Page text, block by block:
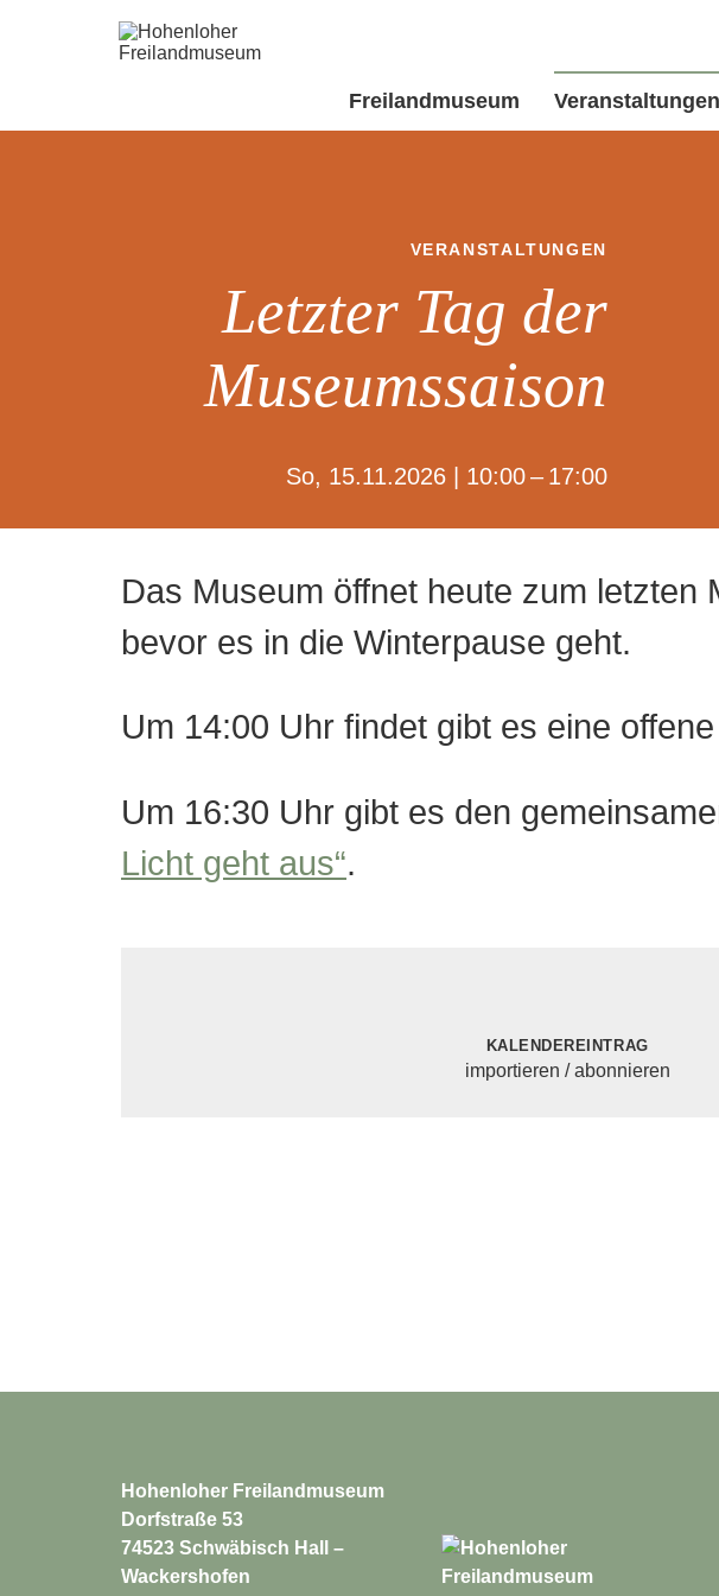
Freilandmuseum Veranstaltungen
VERANSTALTUNGEN
Letzter Tag der
Museumssaison
So, 15.11.2026 | 10:00 – 17:00
Das Museum öffnet heute zum letzten
bevor es in die Winterpause geht.
Um 14:00 Uhr findet gibt es eine
Um 16:30 Uhr gibt es den
Licht geht aus“.
Kalendereintrag
importieren / abonnieren
Hohenloher Freilandmuseum
Dorfstraße 53
74523 Schwäbisch Hall –
Wackershofen